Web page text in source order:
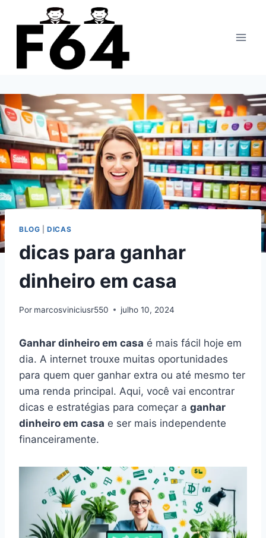
para
BLOG |DICAS
dicas para ganhar
dinheiro em casa
Por marcosviniciusr550 julho 10, 2024
Ganhar dinheiro em casa é mais fácil hoje em
dia. A internet trouxe muitas oportunidades
para quem quer ganhar extra ou até mesmo ter
uma renda principal. Aqui, você vai encontrar
dicas e estratégias para começar a ganhar
dinheiro em casa e ser mais independente
financeiramente.